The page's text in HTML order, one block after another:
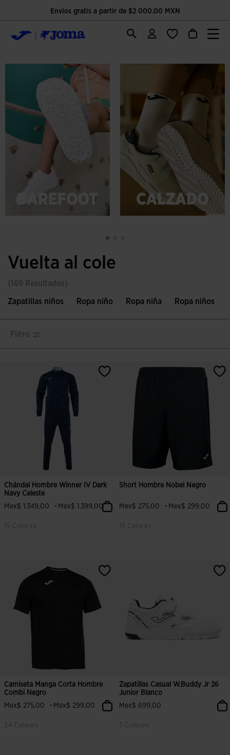
Envíos gratis a partir de $2 000.00 MXN
Vuelta al cole
(169 Resultados)
Zapatillas niños Ropa niño Ropa niña Ropa niños
Filtro
Chándal Hombre Winner IV Dark
Navy Celeste
Mex$ 1.349,00
- Mex$ 1.399,00
15 Colores
5 sobre 5 de valoración de clientes
Short Hombre Nobel Negro
Mex$ 275,00 - Mex$ 299,00
16 Colores
5 sobre 5 de valoración de clientes
Camiseta Manga Corta Hombre
Combi Negro
Mex$ 275,00
- Mex$ 299,00
24 Colores
Zapatillas Casual W.Buddy Jr 26
Junior Blanco
Mex$ 699,00
7 Colores